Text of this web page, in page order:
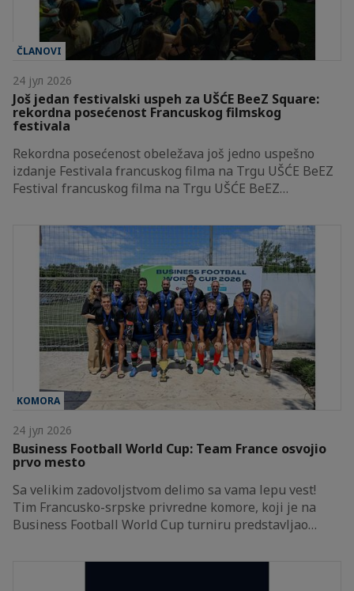
ČLANOVI
24 јул 2026
Još jedan festivalski uspeh za UŠĆE BeeZ Square:
rekordna posećenost Francuskog filmskog
festivala
Rekordna posećenost obeležava još jedno uspešno
izdanje Festivala francuskog filma na Trgu UŠĆE BeEZ
Festival francuskog filma na Trgu UŠĆE BeEZ…
KOMORA
24 јул 2026
Business Football World Cup: Team France osvojio
prvo mesto
Sa velikim zadovoljstvom delimo sa vama lepu vest!
Tim Francusko-srpske privredne komore, koji je na
Business Football World Cup turniru predstavljao…